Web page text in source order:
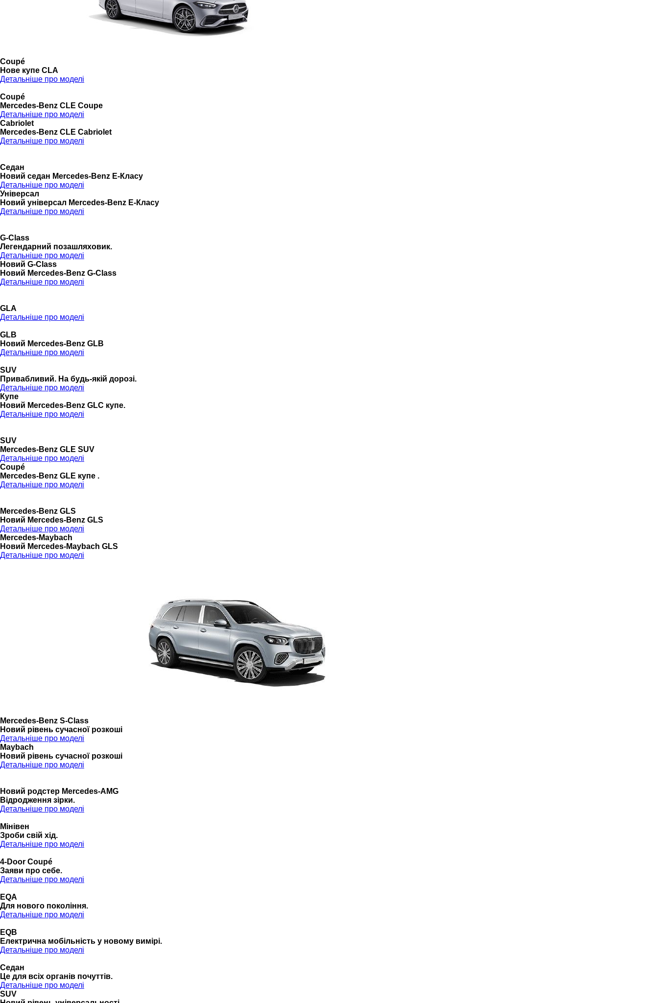
Coupé
Нове купе CLA
Детальніше про моделі
Coupé
Mercedes-Benz CLE Coupe
Детальніше про моделі
Cabriolet
Mercedes-Benz CLE Cabriolet
Детальніше про моделі
Седан
Новий седан Mercedes-Benz Е-Класу
Детальніше про моделі
Універсал
Новий універсал Mercedes-Benz E-Класу
Детальніше про моделі
G-Class
Легендарний позашляховик.
Детальніше про моделі
Новий G-Class
Новий Mercedes-Benz G-Class
Детальніше про моделі
GLA
Детальніше про моделі
GLB
Новий Mercedes-Benz GLB
Детальніше про моделі
SUV
Привабливий. На будь-якій дорозі.
Детальніше про моделі
Купе
Новий Mercedes-Benz GLС купе.
Детальніше про моделі
SUV
Mercedes-Benz GLE SUV
Детальніше про моделі
Coupé
Mercedes-Benz GLE купе .
Детальніше про моделі
Mercedes-Benz GLS
Новий Mercedes-Benz GLS
Детальніше про моделі
Mercedes-Maybach
Новий Mercedes-Maybach GLS
Детальніше про моделі
Mercedes-Benz S-Class
Новий рівень сучасної розкоші
Детальніше про моделі
Maybach
Новий рівень сучасної розкоші
Детальніше про моделі
Новий родстер Mercedes-AMG
Відродження зірки.
Детальніше про моделі
Мінівен
Зроби свій хід.
Детальніше про моделі
4-Door Coupé
Заяви про себе.
Детальніше про моделі
EQA
Для нового покоління.
Детальніше про моделі
EQB
Електрична мобільність у новому вимірі.
Детальніше про моделі
Седан
Це для всіх органів почуттів.
Детальніше про моделі
SUV